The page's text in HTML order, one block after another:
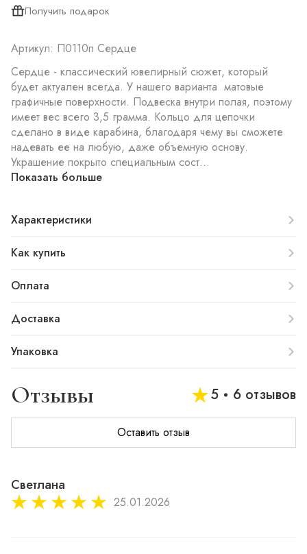
Получить подарок
Артикул: П0110п Сердце
Сердце - классический ювелирный сюжет, который
будет актуален всегда. У нашего варианта матовые
графичные поверхности. Подвеска внутри полая, поэтому
имеет вес всего 3,5 грамма. Кольцо для цепочки
сделано в виде карабина, благодаря чему вы сможете
надевать ее на любую, даже объемную основу.
Украшение покрыто специальным сост...
Показать больше
Характеристики
Как купить
Оплата
Доставка
Упаковка
Отзывы 5 6 отзывов
Оставить отзыв
Светлана
25.01.2026